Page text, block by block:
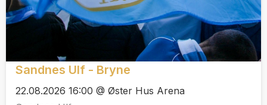
Sandnes Ulf - Bryne
22.08.2026 16:00 @ Øster Hus Arena